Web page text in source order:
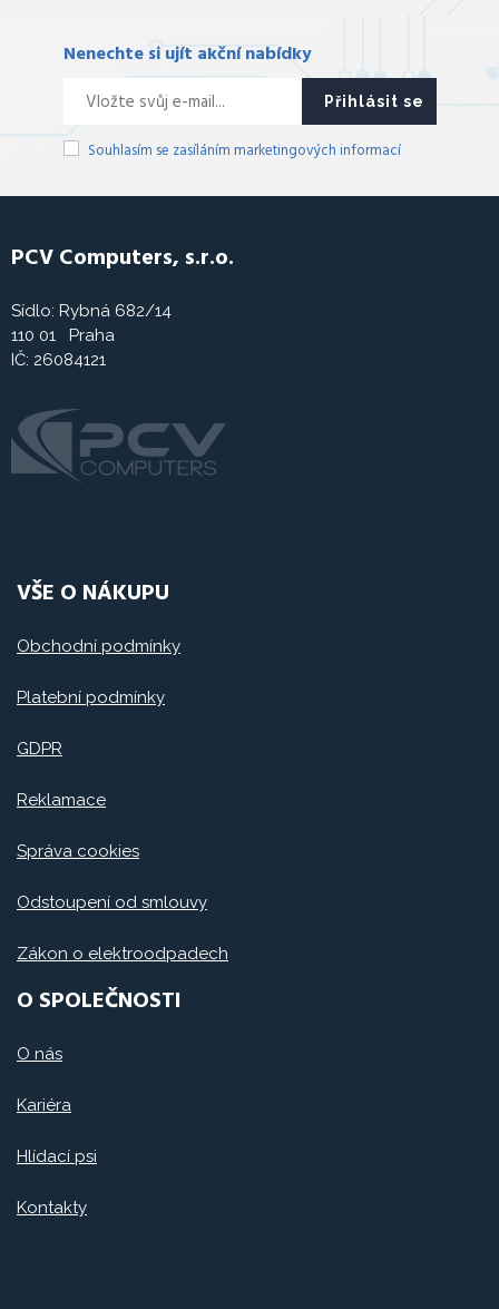
Nenechte si ujít akční nabídky
Přihlásit se
Souhlasím se zasíláním marketingových informací
PCV Computers, s.r.o.
Sídlo: Rybná 682/14
110 01 Praha
IČ: 26084121
VŠE O NÁKUPU
Obchodní podmínky
Platební podmínky
GDPR
Reklamace
Správa cookies
Odstoupení od smlouvy
Zákon o elektroodpadech
O SPOLEČNOSTI
O nás
Kariéra
Hlídací psi
Kontakty